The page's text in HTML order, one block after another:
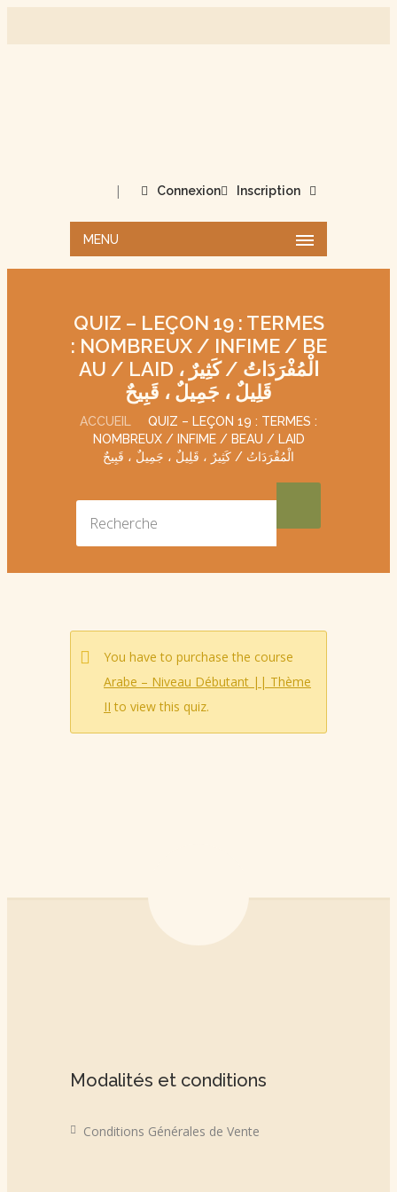
Connexion
| Inscription
MENU
QUIZ – LEÇON 19 : TERMES
: NOMBREUX / INFIME / BE
AU / LAID الْمُفْرَدَاتُ / كَثِيرٌ ،
قَلِيلٌ ، جَمِيلٌ ، قَبِيحٌ
ACCUEIL
QUIZ – LEÇON 19 : TERMES :
NOMBREUX / INFIME / BEAU / LAID
الْمُفْرَدَاتُ / كَثِيرٌ ، قَلِيلٌ ، جَمِيلٌ ، قَبِيحٌ
You have to purchase the course
Arabe – Niveau Débutant || Thème
II to view this quiz.
Modalités et conditions
Conditions Générales de Vente